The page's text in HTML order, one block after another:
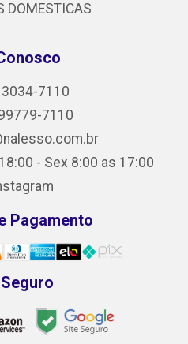
DOMESTICAS
7110
7110
- Sex 8:00 as 17:00
Pagamento